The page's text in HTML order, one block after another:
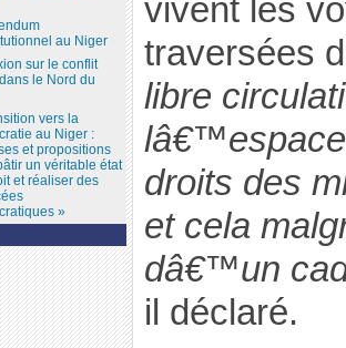
vivent les
traversées
libre
droits des
et cela
dâ€™un
il déclaré.
au Niger
sur le conflit
le Nord du
vers la
au Niger :
et propositions
un véritable état
et réaliser des
»